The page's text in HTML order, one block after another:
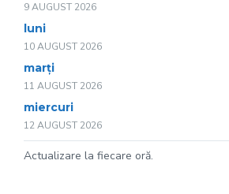
9 AUGUST 2026
luni
10 AUGUST 2026
marți
11 AUGUST 2026
miercuri
12 AUGUST 2026
Actualizare la fiecare oră.